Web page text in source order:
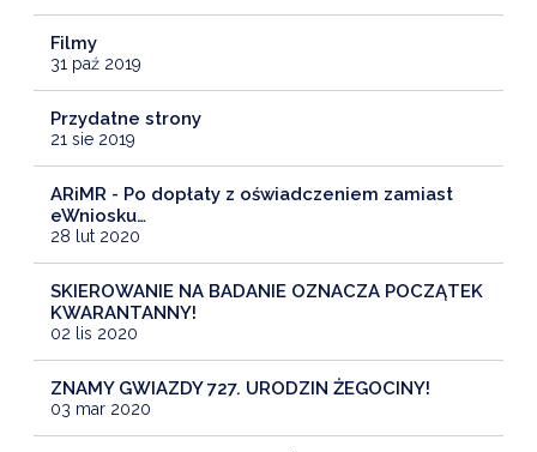
Filmy
31 paź 2019
Przydatne strony
21 sie 2019
ARiMR - Po dopłaty z oświadczeniem zamiast
eWniosku…
28 lut 2020
SKIEROWANIE NA BADANIE OZNACZA POCZĄTEK
KWARANTANNY!
02 lis 2020
ZNAMY GWIAZDY 727. URODZIN ŻEGOCINY!
03 mar 2020